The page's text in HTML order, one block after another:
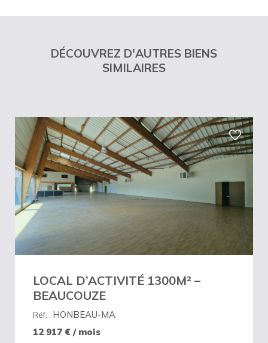
DÉCOUVREZ D'AUTRES BIENS
SIMILAIRES
LOCAL D’ACTIVITÉ 1300M² –
BEAUCOUZE
Réf. : HONBEAU-MA
12 917 € / mois